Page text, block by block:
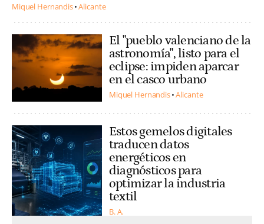
Miquel Hernandis Alicante
El "pueblo valenciano de la
astronomía", listo para el
eclipse: impiden aparcar
en el casco urbano
Miquel Hernandis Alicante
Estos gemelos digitales
traducen datos
energéticos en
diagnósticos para
optimizar la industria
textil
B. A.